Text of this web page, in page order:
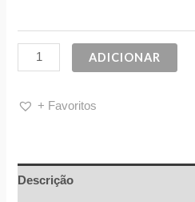
ADICIONAR
+ Favoritos
Descrição